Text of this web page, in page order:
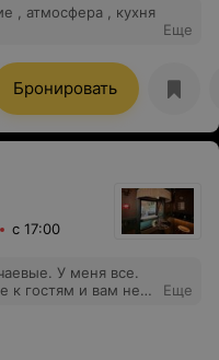
, атмосфера , кухня
Еще
Бронировать
с 17:00
У меня все.
к гостям и вам не
Еще